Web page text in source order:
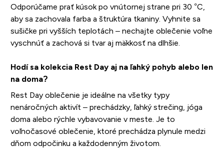
Odporúčame prať kúsok po vnútornej strane pri 30 °C,
aby sa zachovala farba a štruktúra tkaniny. Vyhnite sa
sušičke pri vyšších teplotách – nechajte oblečenie voľne
vyschnúť a zachová si tvar aj mäkkosť na dlhšie.
Hodí sa kolekcia Rest Day aj na ľahký pohyb alebo len
na doma?
Rest Day oblečenie je ideálne na všetky typy
nenáročných aktivít – prechádzky, ľahký strečing, jóga
doma alebo rýchle vybavovanie v meste. Je to
voľnočasové oblečenie, ktoré prechádza plynule medzi
dňom odpočinku a každodenným životom.